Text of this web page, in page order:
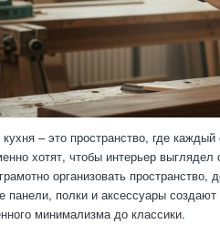
– это пространство, где
хотят, чтобы интерьер
организовать
панели, полки и аксессуары
минимализма до классики.